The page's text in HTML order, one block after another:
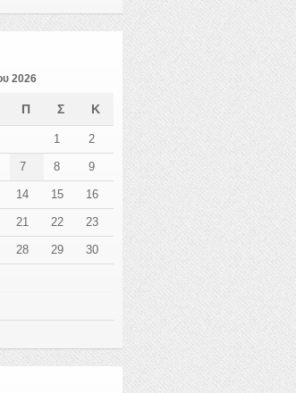
2026
Π Σ Κ
1 2
7 8 9
14 15 16
21 22 23
28 29 30